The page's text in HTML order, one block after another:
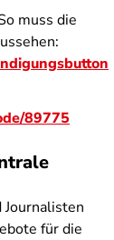
muss die
89775
für die